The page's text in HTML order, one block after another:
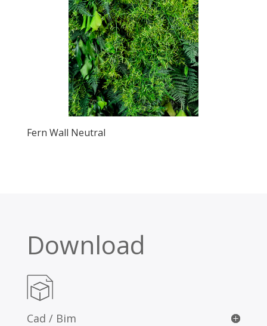
Fern Wall Neutral
Download
Cad / Bim